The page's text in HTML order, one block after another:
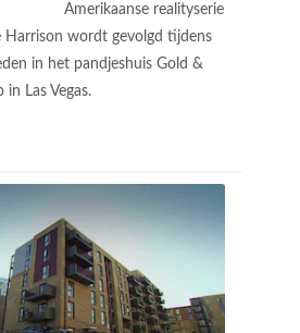
Amerikaanse realityserie
Harrison wordt gevolgd tijdens
in het pandjeshuis Gold &
in Las Vegas.